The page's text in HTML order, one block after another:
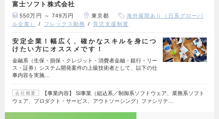
富士ソフト株式会社
550万円 ～ 749万円 東京都
海外展開あり（日系グローバ
ル企業）
フレックス勤務 育児支援制度
安定企業！幅広く、確かなスキルを身につ
けたい方にオススメです！
金融系（生保・損保・クレジット・消費者金融・銀行・リー
ス・証券）システム開発案件の上級技術者として、以下の仕
事内容を実施…
会社概要
【事業内容】 SI事業（組込系／制御系ソフトウェア、業務系ソフト
ウェア、プロダクト・サービス、アウトソーシング）ファシリテ…